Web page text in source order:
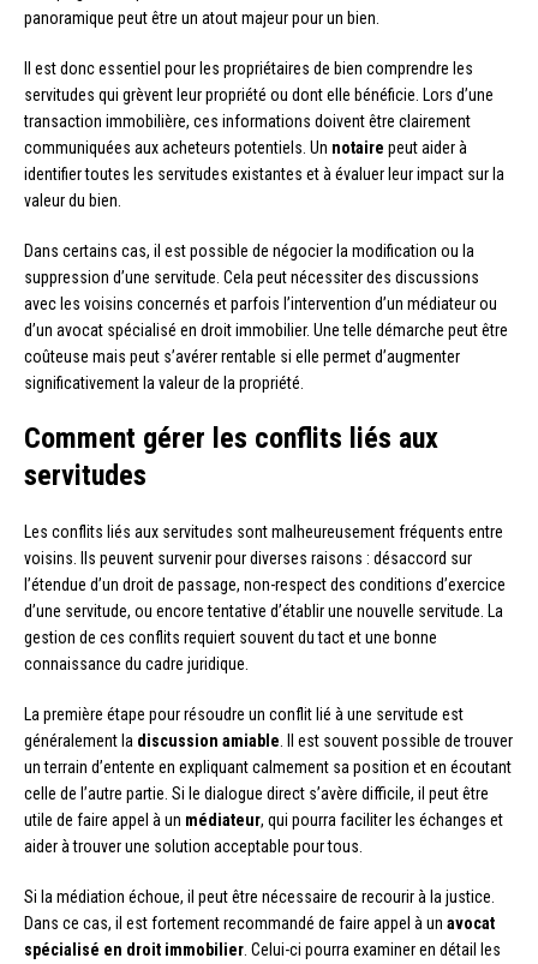
panoramique peut être un atout majeur pour un bien.
Il est donc essentiel pour les propriétaires de bien comprendre les
servitudes qui grèvent leur propriété ou dont elle bénéficie. Lors d’une
transaction immobilière, ces informations doivent être clairement
communiquées aux acheteurs potentiels. Un notaire peut aider à
identifier toutes les servitudes existantes et à évaluer leur impact sur la
valeur du bien.
Dans certains cas, il est possible de négocier la modification ou la
suppression d’une servitude. Cela peut nécessiter des discussions
avec les voisins concernés et parfois l’intervention d’un médiateur ou
d’un avocat spécialisé en droit immobilier. Une telle démarche peut être
coûteuse mais peut s’avérer rentable si elle permet d’augmenter
significativement la valeur de la propriété.
Comment gérer les conflits liés aux
servitudes
Les conflits liés aux servitudes sont malheureusement fréquents entre
voisins. Ils peuvent survenir pour diverses raisons : désaccord sur
l’étendue d’un droit de passage, non-respect des conditions d’exercice
d’une servitude, ou encore tentative d’établir une nouvelle servitude. La
gestion de ces conflits requiert souvent du tact et une bonne
connaissance du cadre juridique.
La première étape pour résoudre un conflit lié à une servitude est
généralement la discussion amiable . Il est souvent possible de trouver
un terrain d’entente en expliquant calmement sa position et en écoutant
celle de l’autre partie. Si le dialogue direct s’avère difficile, il peut être
utile de faire appel à un médiateur, qui pourra faciliter les échanges et
aider à trouver une solution acceptable pour tous.
Si la médiation échoue, il peut être nécessaire de recourir à la justice.
Dans ce cas, il est fortement recommandé de faire appel à un avocat
spécialisé en droit immobilier . Celui-ci pourra examiner en détail les